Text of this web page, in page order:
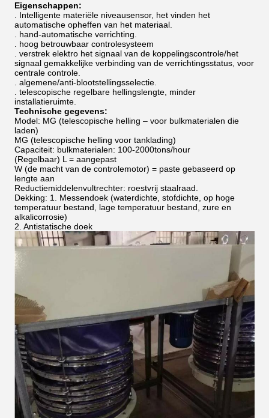
Eigenschappen:
Intelligente materiële niveausensor, het vinden het
automatische opheffen van het materiaal.
hand-automatische verrichting.
hoog betrouwbaar controlesysteem
verstrek elektro het signaal van de koppelingscontrole/het
signaal gemakkelijke verbinding van de verrichtingsstatus, voor
centrale controle.
algemene/anti-blootstellingsselectie.
telescopische regelbare hellingslengte, minder
installatieruimte.
Technische gegevens:
Model: MG (telescopische helling – voor bulkmaterialen die
laden)
MG (telescopische helling voor tanklading)
Capaciteit: bulkmaterialen: 100-2000tons/hour
(Regelbaar) L = aangepast
W (de macht van de controlemotor) = paste gebaseerd op
lengte aan
Reductiemiddelenvultrechter: roestvrij staalraad.
Dekking: 1. Messendoek (waterdichte, stofdichte, op hoge
temperatuur bestand, lage temperatuur bestand, zure en
alkalicorrosie)
2. Antistatische doek